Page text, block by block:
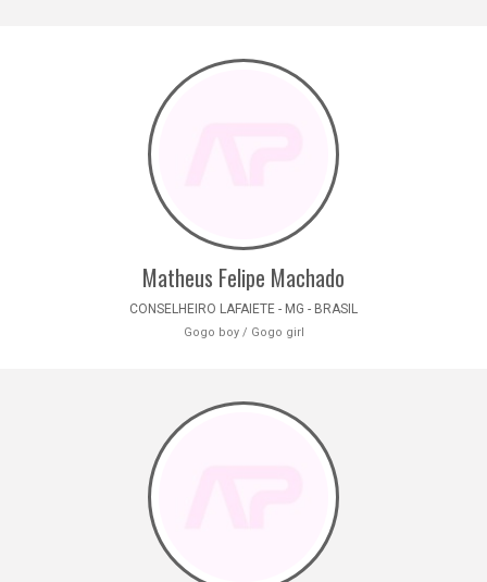
Matheus Felipe Machado
CONSELHEIRO LAFAIETE - MG - BRASIL
Gogo boy / Gogo girl